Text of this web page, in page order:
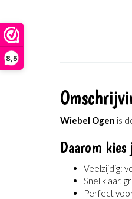
8,5
Wiebel Ogen is
Daarom kies
Veelzijdig:
Snel klaar,
Perfect